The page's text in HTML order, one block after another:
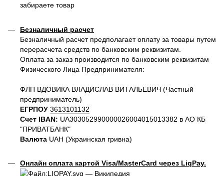
забираете товар
Безналичный расчет
Безналичный расчет предполагает оплату за товары путем
перерасчета средств по банковским реквизитам.
Оплата за заказ производится по банковским реквизитам
Физического Лица Предпринимателя:
ФЛП ВДОВИКА ВЛАДИСЛАВ ВИТАЛЬЕВИЧ (Частный
предприниматель)
ЕГРПОУ 3613101132
Счет IBAN: UA303052990000026004015013382 в АО КБ
"ПРИВАТБАНК"
Валюта UAH (Украинская гривна)
Онлайн оплата картой Visa/MasterCard через LiqPay.